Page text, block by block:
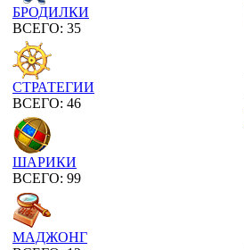
БРОДИЛКИ
ВСЕГО: 35
СТРАТЕГИИ
ВСЕГО: 46
ШАРИКИ
ВСЕГО: 99
МАДЖОНГ